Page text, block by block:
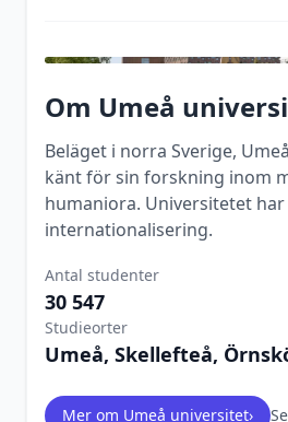
Om Umeå
Beläget i norra Sverige,
känt för sin forskning inom
humaniora. Universitetet
internationalisering.
Antal studenter
30 547
Studieorter
Umeå, Skellefteå,
Mer om Umeå universitet›